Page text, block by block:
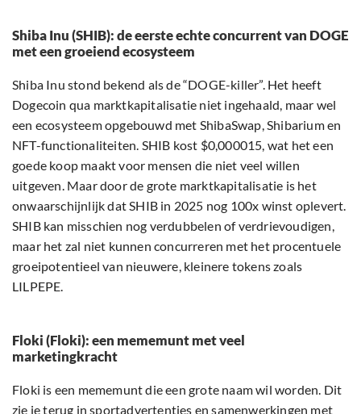
Shiba Inu (SHIB): de eerste echte concurrent van DOGE
met een groeiend ecosysteem
Shiba Inu stond bekend als de “DOGE-killer”. Het heeft
Dogecoin qua marktkapitalisatie niet ingehaald, maar wel
een ecosysteem opgebouwd met ShibaSwap, Shibarium en
NFT-functionaliteiten. SHIB kost $0,000015, wat het een
goede koop maakt voor mensen die niet veel willen
uitgeven. Maar door de grote marktkapitalisatie is het
onwaarschijnlijk dat SHIB in 2025 nog 100x winst oplevert.
SHIB kan misschien nog verdubbelen of verdrievoudigen,
maar het zal niet kunnen concurreren met het procentuele
groeipotentieel van nieuwere, kleinere tokens zoals
LILPEPE.
Floki (Floki): een mememunt met veel
marketingkracht
Floki is een mememunt die een grote naam wil worden. Dit
zie je terug in sportadvertenties en samenwerkingen met